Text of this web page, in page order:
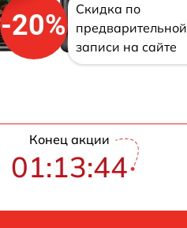
-20%
Скидка по
предварительной
записи на сайте
Конец акции
01:13:43